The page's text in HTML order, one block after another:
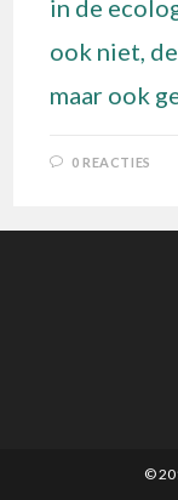
in de
ook niet,
maar ook
0 REACTIES
©